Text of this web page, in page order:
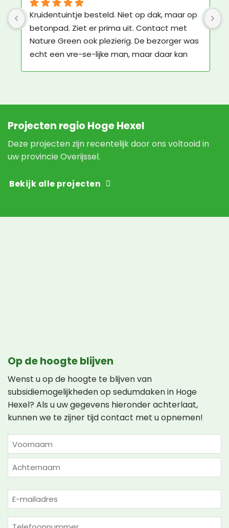
Een kundig en professioneel bedrijf, met
vriendelijk personeel! Klasse!
Projecten regio Hoge Hexel
Deze projecten zijn recentelijk door ons voltooid in
uw provincie Overijssel.
Bekijk alle projecten
Op de hoogte blijven
Wenst u op de hoogte te blijven van
subsidiemogelijkheden op sedumdaken in Hoge
Hexel? Als u uw gegevens hieronder achterlaat,
kunnen we te zijner tijd contact met u opnemen!
NAAM
(VEREIST)
Voornaam
E-
mailadres
Telefoon